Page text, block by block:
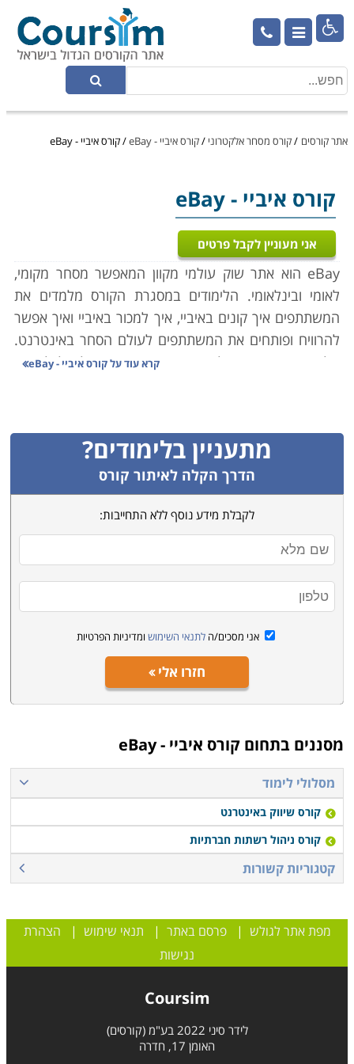

אתר קורסים /קורס מסחר אלקטרוני /קורס איביי - eBay /קורס איביי - eBay
קורס איביי - eBay
אני מעוניין לקבל פרטים
eBay הוא אתר שוק עולמי מקוון המאפשר מסחר מקומי,
לאומי ובינלאומי. הלימודים במסגרת הקורס מלמדים את
המשתתפים איך קונים באיביי, איך למכור באיביי ואיך אפשר
להרוויח ופותחים את המשתתפים לעולם הסחר באינטרנט.
הלימודים מאפשרים לעשות באתר שימוש יעיל וכלכלי, תוך
יחסי כלשהו כמו מוצר ספציפי אשר נגיש וזול יותר, או סחורה
ייחודית. איביי מאפשר למנף את אותו יתרון ולהתחיל לייצר
ממנו הכנסה צדדית או עיקרית מהבית.
קורס איביי מתמקד בלימודי סחר באינטרנט, קורס מסחר
אלקטרוני, יזמות בסחר אלקטרוני, שיווק באינטרנט
ועוד. הלימודים מיועדים לאנשים שרוצים להשלים הכנסה,
להתמחות במסחר בשיטה זו, לבעלי עסקים המעוניינים
להרחיב את עסקיהם דרך אי ביי ולקהל הרחב המעוניין
בהכנסה נוספת ובעבודה מהבית.
קראו בקטגורית קורס eBay את פירוט הקורסים, בחרו את
הקורס המתאים, מלאו את הפרטים ונציג הקורס יצור אתכם
קרא עוד עלקורס איביי - eBay
מתעניין בלימודים?
הדרך הקלה לאיתור קורס
לקבלת מידע נוסף ללא התחייבות:
אני מסכים/ה לתנאי השימוש ומדיניות הפרטיות
חזרו אלי
מסננים בתחום קורס איביי - eBay
מסלולי לימוד
קורס שיווק באינטרנט
קורס ניהול רשתות חברתיות
קטגוריות קשורות
מפת אתר לגולש |פרסם באתר | תנאי שימוש | הצהרת
נגישות
Coursim
לידר סיני 2022 בע"מ (קורסים)
האומן 17, חדרה